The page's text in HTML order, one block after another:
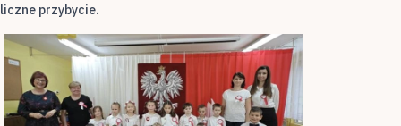
liczne przybycie.